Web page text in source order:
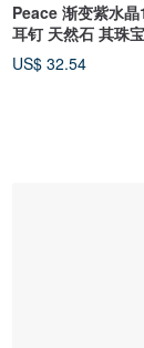
Peace 渐变紫水
耳钉 天然石 其珠
US$ 32.54